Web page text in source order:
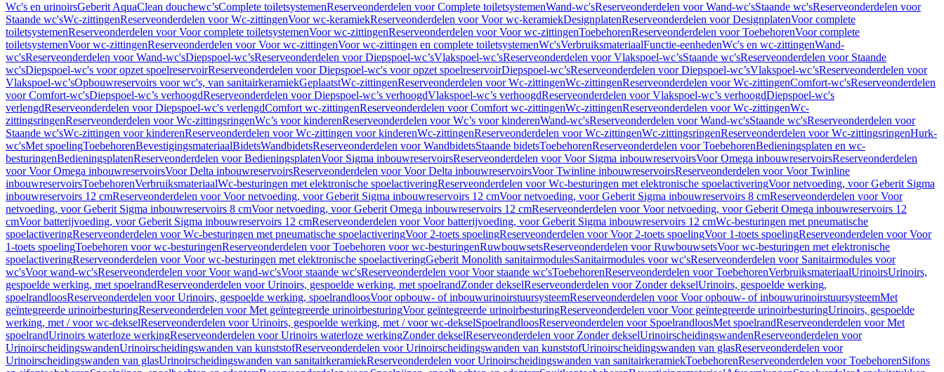
Wc's en urinoirsGeberit AquaClean douchewc’sComplete toiletsystemenReserveonderdelen voor Complete toiletsystemenWand-wc'sReserveonderdelen voor Wand-wc'sStaande wc'sReserveonderdelen voor
Staande wc'sWc-zittingenReserveonderdelen voor Wc-zittingenVoor wc-keramiekReserveonderdelen voor Voor wc-keramiekDesignplatenReserveonderdelen voor DesignplatenVoor complete
toiletsystemenReserveonderdelen voor Voor complete toiletsystemenVoor wc-zittingenReserveonderdelen voor Voor wc-zittingenToebehorenReserveonderdelen voor ToebehorenVoor complete
toiletsystemenVoor wc-zittingenReserveonderdelen voor Voor wc-zittingenVoor wc-zittingen en complete toiletsystemenWc'sVerbruiksmateriaalFunctie-eenhedenWc's en wc-zittingenWand-
wc'sReserveonderdelen voor Wand-wc'sDiepspoel-wc’sReserveonderdelen voor Diepspoel-wc’sVlakspoel-wc’sReserveonderdelen voor Vlakspoel-wc’sStaande wc'sReserveonderdelen voor Staande
wc'sDiepspoel-wc's voor opzet spoelreservoirReserveonderdelen voor Diepspoel-wc's voor opzet spoelreservoirDiepspoel-wc’sReserveonderdelen voor Diepspoel-wc’sVlakspoel-wc’sReserveonderdelen voor
Vlakspoel-wc’sOpbouwreservoirs voor wc's, van sanitairkeramiekGeplaatstWc-zittingenReserveonderdelen voor Wc-zittingenWc-zittingenReserveonderdelen voor Wc-zittingenComfort-wc'sReserveonderdelen
voor Comfort-wc'sDiepspoel-wc’s verhoogdReserveonderdelen voor Diepspoel-wc’s verhoogdVlakspoel-wc’s verhoogdReserveonderdelen voor Vlakspoel-wc’s verhoogdDiepspoel-wc's
verlengdReserveonderdelen voor Diepspoel-wc's verlengdComfort wc-zittingenReserveonderdelen voor Comfort wc-zittingenWc-zittingenReserveonderdelen voor Wc-zittingenWc-
zittingsringenReserveonderdelen voor Wc-zittingsringenWc’s voor kinderenReserveonderdelen voor Wc’s voor kinderenWand-wc'sReserveonderdelen voor Wand-wc'sStaande wc'sReserveonderdelen voor
Staande wc'sWc-zittingen voor kinderenReserveonderdelen voor Wc-zittingen voor kinderenWc-zittingenReserveonderdelen voor Wc-zittingenWc-zittingsringenReserveonderdelen voor Wc-zittingsringenHurk-
wc'sMet spoelingToebehorenBevestigingsmateriaalBidetsWandbidetsReserveonderdelen voor WandbidetsStaande bidetsToebehorenReserveonderdelen voor ToebehorenBedieningsplaten en wc-
besturingenBedieningsplatenReserveonderdelen voor BedieningsplatenVoor Sigma inbouwreservoirsReserveonderdelen voor Voor Sigma inbouwreservoirsVoor Omega inbouwreservoirsReserveonderdelen
voor Voor Omega inbouwreservoirsVoor Delta inbouwreservoirsReserveonderdelen voor Voor Delta inbouwreservoirsVoor Twinline inbouwreservoirsReserveonderdelen voor Voor Twinline
inbouwreservoirsToebehorenVerbruiksmateriaalWc-besturingen met elektronische spoelactiveringReserveonderdelen voor Wc-besturingen met elektronische spoelactiveringVoor netvoeding, voor Geberit Sigma
inbouwreservoirs 12 cmReserveonderdelen voor Voor netvoeding, voor Geberit Sigma inbouwreservoirs 12 cmVoor netvoeding, voor Geberit Sigma inbouwreservoirs 8 cmReserveonderdelen voor Voor
netvoeding, voor Geberit Sigma inbouwreservoirs 8 cmVoor netvoeding, voor Geberit Omega inbouwreservoirs 12 cmReserveonderdelen voor Voor netvoeding, voor Geberit Omega inbouwreservoirs 12
cmVoor batterijvoeding, voor Geberit Sigma inbouwreservoirs 12 cmReserveonderdelen voor Voor batterijvoeding, voor Geberit Sigma inbouwreservoirs 12 cmWc-besturingen met pneumatische
spoelactiveringReserveonderdelen voor Wc-besturingen met pneumatische spoelactiveringVoor 2-toets spoelingReserveonderdelen voor Voor 2-toets spoelingVoor 1-toets spoelingReserveonderdelen voor Voor
1-toets spoelingToebehoren voor wc-besturingenReserveonderdelen voor Toebehoren voor wc-besturingenRuwbouwsetsReserveonderdelen voor RuwbouwsetsVoor wc-besturingen met elektronische
spoelactiveringReserveonderdelen voor Voor wc-besturingen met elektronische spoelactiveringGeberit Monolith sanitairmodulesSanitairmodules voor wc'sReserveonderdelen voor Sanitairmodules voor
wc'sVoor wand-wc'sReserveonderdelen voor Voor wand-wc'sVoor staande wc'sReserveonderdelen voor Voor staande wc'sToebehorenReserveonderdelen voor ToebehorenVerbruiksmateriaalUrinoirsUrinoirs,
gespoelde werking, met spoelrandReserveonderdelen voor Urinoirs, gespoelde werking, met spoelrandZonder dekselReserveonderdelen voor Zonder dekselUrinoirs, gespoelde werking,
spoelrandloosReserveonderdelen voor Urinoirs, gespoelde werking, spoelrandloosVoor opbouw- of inbouwurinoirstuursysteemReserveonderdelen voor Voor opbouw- of inbouwurinoirstuursysteemMet
geïntegreerde urinoirbesturingReserveonderdelen voor Met geïntegreerde urinoirbesturingVoor geïntegreerde urinoirbesturingReserveonderdelen voor Voor geïntegreerde urinoirbesturingUrinoirs, gespoelde
werking, met / voor wc-dekselReserveonderdelen voor Urinoirs, gespoelde werking, met / voor wc-dekselSpoelrandloosReserveonderdelen voor SpoelrandloosMet spoelrandReserveonderdelen voor Met
spoelrandUrinoirs waterloze werkingReserveonderdelen voor Urinoirs waterloze werkingZonder dekselReserveonderdelen voor Zonder dekselUrinoirscheidingswandenReserveonderdelen voor
UrinoirscheidingswandenUrinoirscheidingswanden van kunststofReserveonderdelen voor Urinoirscheidingswanden van kunststofUrinoirscheidingswanden van glasReserveonderdelen voor
Urinoirscheidingswanden van glasUrinoirscheidingswanden van sanitairkeramiekReserveonderdelen voor Urinoirscheidingswanden van sanitairkeramiekToebehorenReserveonderdelen voor ToebehorenSifons